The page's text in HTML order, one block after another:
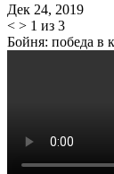
Дек 24, 2019
< > 1 из 3
Бойня: победа в